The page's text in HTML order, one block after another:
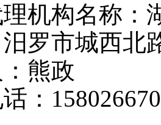
机构名称：
汨罗市城西北
熊政
：